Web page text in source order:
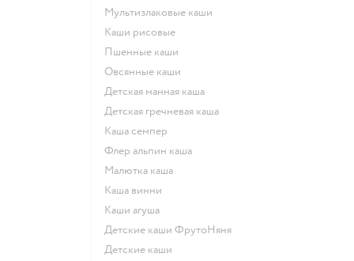
Мультизлаковые каши
Каши рисовые
Пшенные каши
овсянные каши
детская манная каша
детская гречневая каша
каша семпер
флер альпин каша
малютка каша
каша винни
каши агуша
Детские каши ФрутоНяня
детские каши